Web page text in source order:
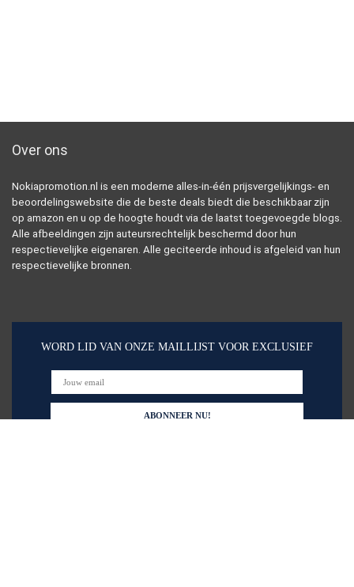
Over ons
Nokiapromotion.nl is een moderne alles-in-één prijsvergelijkings- en
beoordelingswebsite die de beste deals biedt die beschikbaar zijn
op amazon en u op de hoogte houdt via de laatst toegevoegde blogs.
Alle afbeeldingen zijn auteursrechtelijk beschermd door hun
respectievelijke eigenaren. Alle geciteerde inhoud is afgeleid van hun
respectievelijke bronnen.
WORD LID VAN ONZE MAILLIJST VOOR EXCLUSIEF